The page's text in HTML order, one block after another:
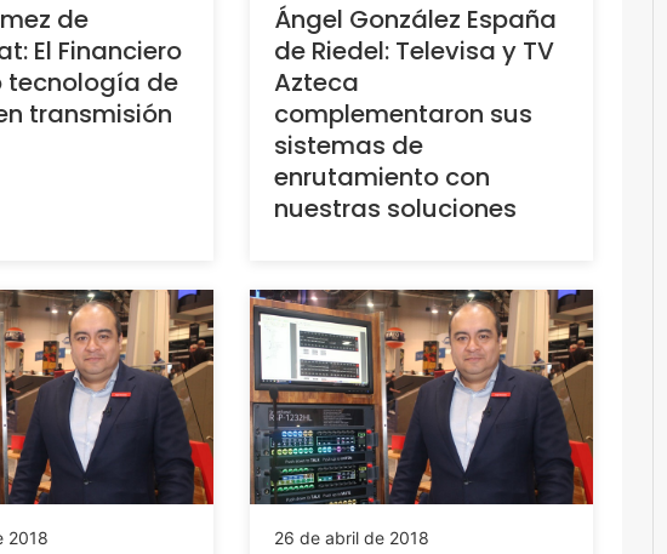
de
El Financiero
tecnología de
transmisión
Ángel González España
de Riedel: Televisa y TV
Azteca
complementaron sus
sistemas de
enrutamiento con
nuestras soluciones
2018 26 de abril de 2018